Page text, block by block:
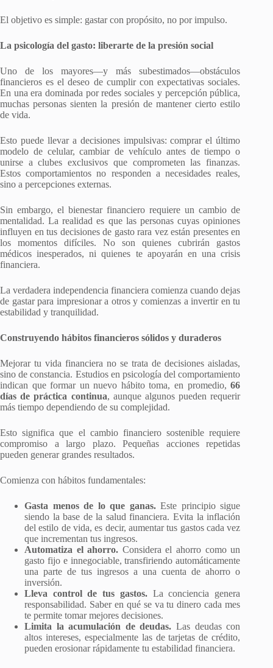
El objetivo es simple: gastar con propósito, no por impulso.
La psicología del gasto: liberarte de la presión social
Uno de los mayores—y más subestimados—obstáculos
financieros es el deseo de cumplir con expectativas sociales.
En una era dominada por redes sociales y percepción pública,
muchas personas sienten la presión de mantener cierto estilo
de vida.
Esto puede llevar a decisiones impulsivas: comprar el último
modelo de celular, cambiar de vehículo antes de tiempo o
unirse a clubes exclusivos que comprometen las finanzas.
Estos comportamientos no responden a necesidades reales,
sino a percepciones externas.
Sin embargo, el bienestar financiero requiere un cambio de
mentalidad. La realidad es que las personas cuyas opiniones
influyen en tus decisiones de gasto rara vez están presentes en
los momentos difíciles. No son quienes cubrirán gastos
médicos inesperados, ni quienes te apoyarán en una crisis
financiera.
La verdadera independencia financiera comienza cuando dejas
de gastar para impresionar a otros y comienzas a invertir en tu
estabilidad y tranquilidad.
Construyendo hábitos financieros sólidos y duraderos
Mejorar tu vida financiera no se trata de decisiones aisladas,
sino de constancia. Estudios en psicología del comportamiento
indican que formar un nuevo hábito toma, en promedio,66
días de práctica continua, aunque algunos pueden requerir
más tiempo dependiendo de su complejidad.
Esto significa que el cambio financiero sostenible requiere
compromiso a largo plazo. Pequeñas acciones repetidas
pueden generar grandes resultados.
Comienza con hábitos fundamentales:
Gasta menos de lo que ganas.Este principio sigue
siendo la base de la salud financiera. Evita la inflación
del estilo de vida, es decir, aumentar tus gastos cada vez
que incrementan tus ingresos.
Automatiza el ahorro. Considera el ahorro como un
gasto fijo e innegociable, transfiriendo automáticamente
una parte de tus ingresos a una cuenta de ahorro o
inversión.
Lleva control de tus gastos. La conciencia genera
responsabilidad. Saber en qué se va tu dinero cada mes
te permite tomar mejores decisiones.
Limita la acumulación de deudas. Las deudas con
altos intereses, especialmente las de tarjetas de crédito,
pueden erosionar rápidamente tu estabilidad financiera.